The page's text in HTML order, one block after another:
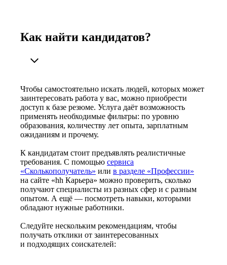
Как найти кандидатов?
Чтобы самостоятельно искать людей, которых может
заинтересовать работа у вас, можно приобрести
доступ к базе резюме. Услуга даёт возможность
применять необходимые фильтры: по уровню
образования, количеству лет опыта, зарплатным
ожиданиям и прочему.
К кандидатам стоит предъявлять реалистичные
требования. С помощью сервиса
«Сколькополучатель» или в разделе «Профессии»
на сайте «hh Карьера» можно проверить, сколько
получают специалисты из разных сфер и с разным
опытом. А ещё — посмотреть навыки, которыми
обладают нужные работники.
Следуйте нескольким рекомендациям, чтобы
получать отклики от заинтересованных
и подходящих соискателей: